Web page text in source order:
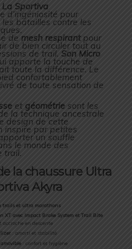
La Sportiva
d’ingéniosité pour
batailles contre les
de mesh respirant pour
de bien circuler tout au
de trail. Son Micro
apporte la touche de
toute la différence. Le
confortablement
de toute sensation de
et géométrie sont les
la technique ancestrale
design de cette
inspire par petites
un souffle
le monde des
trail.
la chaussure Ultra
Akyra
trails et ultra marathons
XT avec Impact Brake System et Trail Bite
en descente
: amorti et stabilité
: confort et hygiène